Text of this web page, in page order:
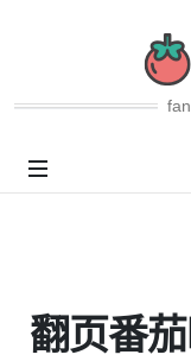
翻页番